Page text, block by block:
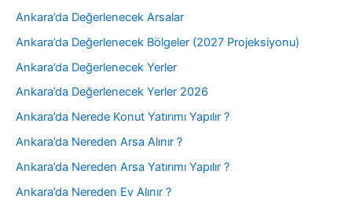
Ankara’da Değerlenecek Arsalar
Ankara’da Değerlenecek Bölgeler (2027 Projeksiyonu)
Ankara’da Değerlenecek Yerler
Ankara’da Değerlenecek Yerler 2026
Ankara’da Nerede Konut Yatırımı Yapılır ?
Ankara’da Nereden Arsa Alınır ?
Ankara’da Nereden Arsa Yatırımı Yapılır ?
Ankara’da Nereden Ev Alınır ?